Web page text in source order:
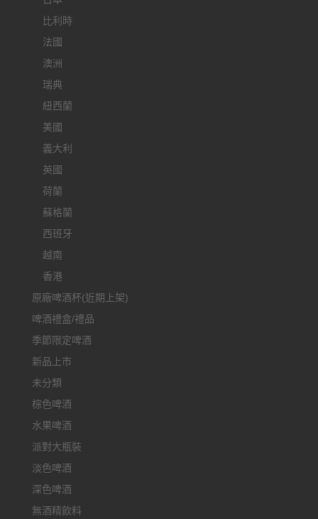
比利時
法國
澳洲
瑞典
紐西蘭
美國
義大利
英國
荷蘭
蘇格蘭
西班牙
越南
香港
原廠啤酒杯(近期上架)
啤酒禮盒/禮品
季節限定啤酒
新品上市
未分類
棕色啤酒
水果啤酒
派對大瓶裝
淡色啤酒
深色啤酒
無酒精飲料